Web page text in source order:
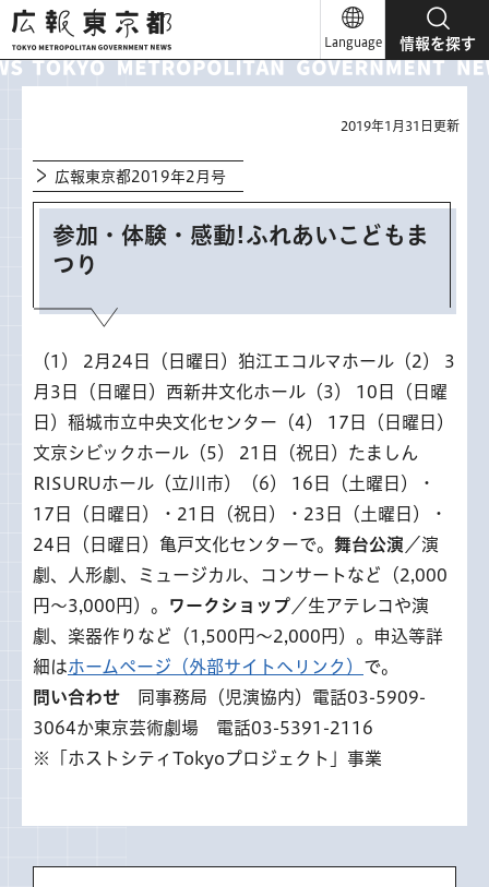
広報東京都
Language 情報を探す
2019年1月31日更新
広報東京都2019年2月号
参加・体験・感動!ふれあいこどもま
つり
（1） 2月24日（日曜日）狛江エコルマホール（2） 3
月3日（日曜日）西新井文化ホール（3） 10日（日曜
日）稲城市立中央文化センター（4） 17日（日曜日）
文京シビックホール（5） 21日（祝日）たましん
RISURUホール（立川市）（6） 16日（土曜日）・
17日（日曜日）・21日（祝日）・23日（土曜日）・
24日（日曜日）亀戸文化センターで。 舞台公演 ／演
劇、人形劇、ミュージカル、コンサートなど（2,000
円～3,000円）。
ワークショップ ／生アテレコや演
劇、楽器作りなど（1,500円～2,000円）。申込等詳
細はホームページ（外部サイトへリンク） で。
問い合わせ 同事務局（児演協内）電話03-5909-
3064か東京芸術劇場 電話03-5391-2116
※「ホストシティTokyoプロジェクト」事業